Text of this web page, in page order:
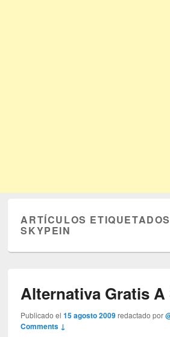
ARTÍCULOS
SKYPEIN
Alternativa Gratis A
Publicado el15 agosto 2009 redactado por
Comments ↓